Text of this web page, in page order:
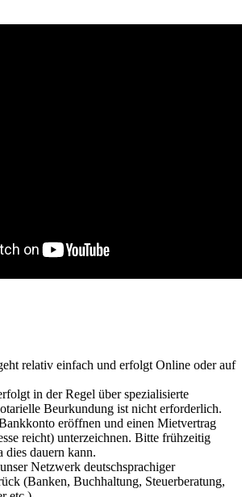
relativ einfach und erfolgt Online oder auf
in der Regel über spezialisierte
Beurkundung ist nicht erforderlich.
eröffnen und einen Mietvertrag
reicht) unterzeichnen. Bitte frühzeitig
dies dauern kann.
Netzwerk deutschsprachiger
(Banken, Buchhaltung, Steuerberatung,